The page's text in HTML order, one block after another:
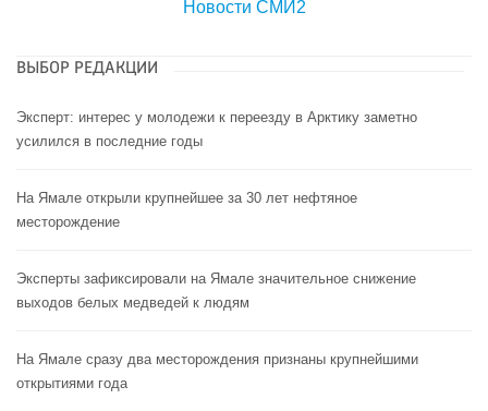
Новости СМИ2
ВЫБОР РЕДАКЦИИ
Эксперт: интерес у молодежи к переезду в Арктику заметно
усилился в последние годы
На Ямале открыли крупнейшее за 30 лет нефтяное
месторождение
Эксперты зафиксировали на Ямале значительное снижение
выходов белых медведей к людям
На Ямале сразу два месторождения признаны крупнейшими
открытиями года